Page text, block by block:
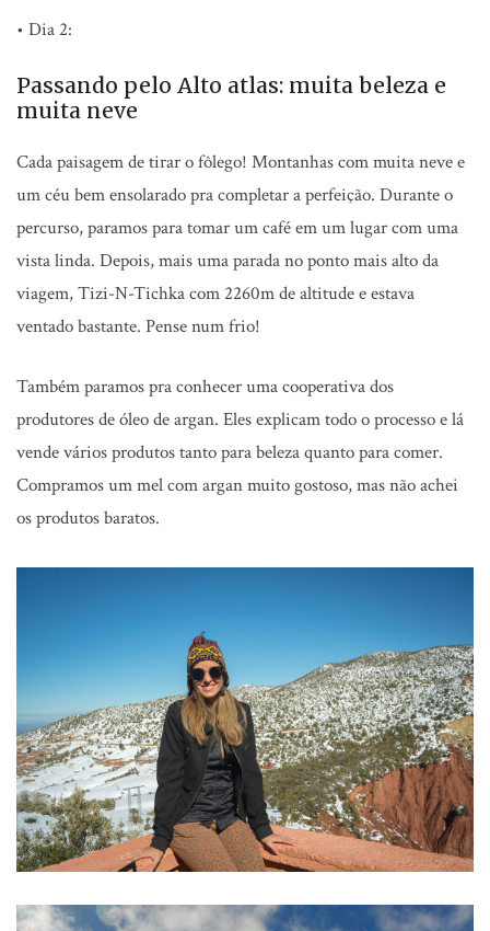
• Dia 2:
Passando pelo Alto atlas: muita beleza e
muita neve
Cada paisagem de tirar o fôlego! Montanhas com muita neve e
um céu bem ensolarado pra completar a perfeição. Durante o
percurso, paramos para tomar um café em um lugar com uma
vista linda. Depois, mais uma parada no ponto mais alto da
viagem, Tizi-N-Tichka com 2260m de altitude e estava
ventado bastante. Pense num frio!
Também paramos pra conhecer uma cooperativa dos
produtores de óleo de argan. Eles explicam todo o processo e lá
vende vários produtos tanto para beleza quanto para comer.
Compramos um mel com argan muito gostoso, mas não achei
os produtos baratos.